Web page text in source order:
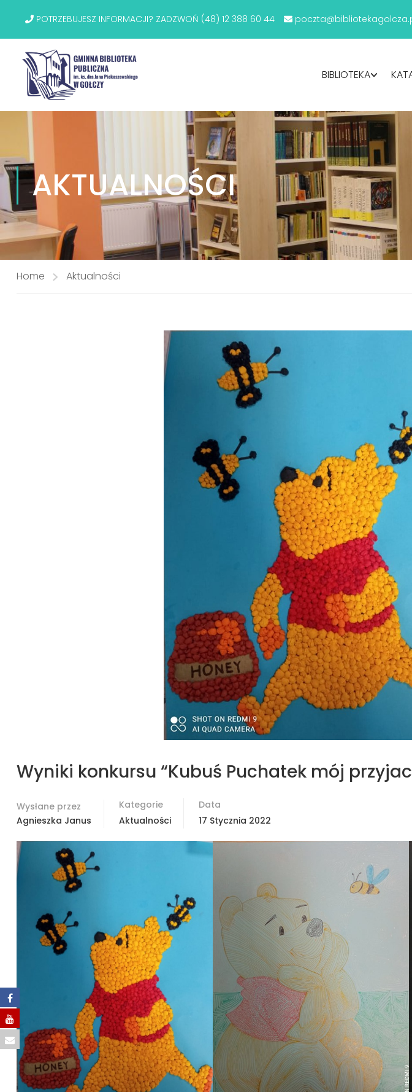
POTRZEBUJESZ INFORMACJI? ZADZWOŃ (48) 12 388 60 44
BIBLIOTEKA
AKTUALNOŚCI
Home Aktualności
Wyniki konkursu “Kubuś Puchatek mój
Wysłane przez
Agnieszka Janus
Kategorie
Aktualności
Data
17 Stycznia 2022